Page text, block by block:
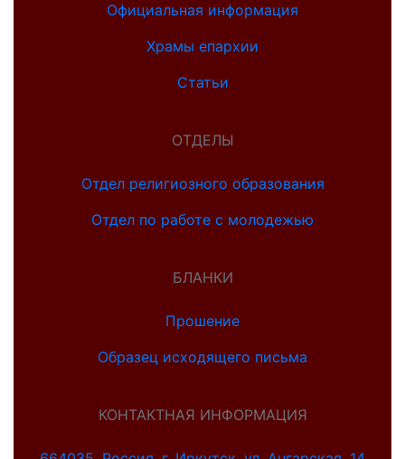
Официальная информация
Храмы епархии
Статьи
ОТДЕЛЫ
Отдел религиозного образования
Отдел по работе с молодежью
БЛАНКИ
Прошение
Образец исходящего письма
КОНТАКТНАЯ ИНФОРМАЦИЯ